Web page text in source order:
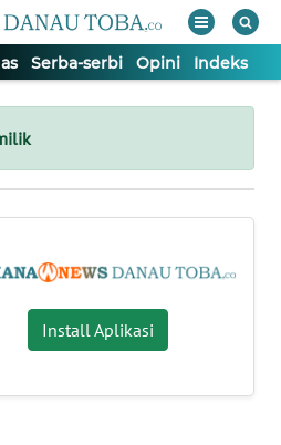
Serba-serbi Opini Indeks
Install Aplikasi